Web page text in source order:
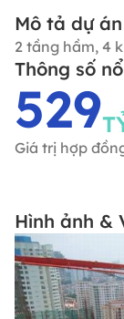
Mô tả dự án
2 tầng hầm, 4
Thông số
529
Giá trị hợp
Hình ảnh &